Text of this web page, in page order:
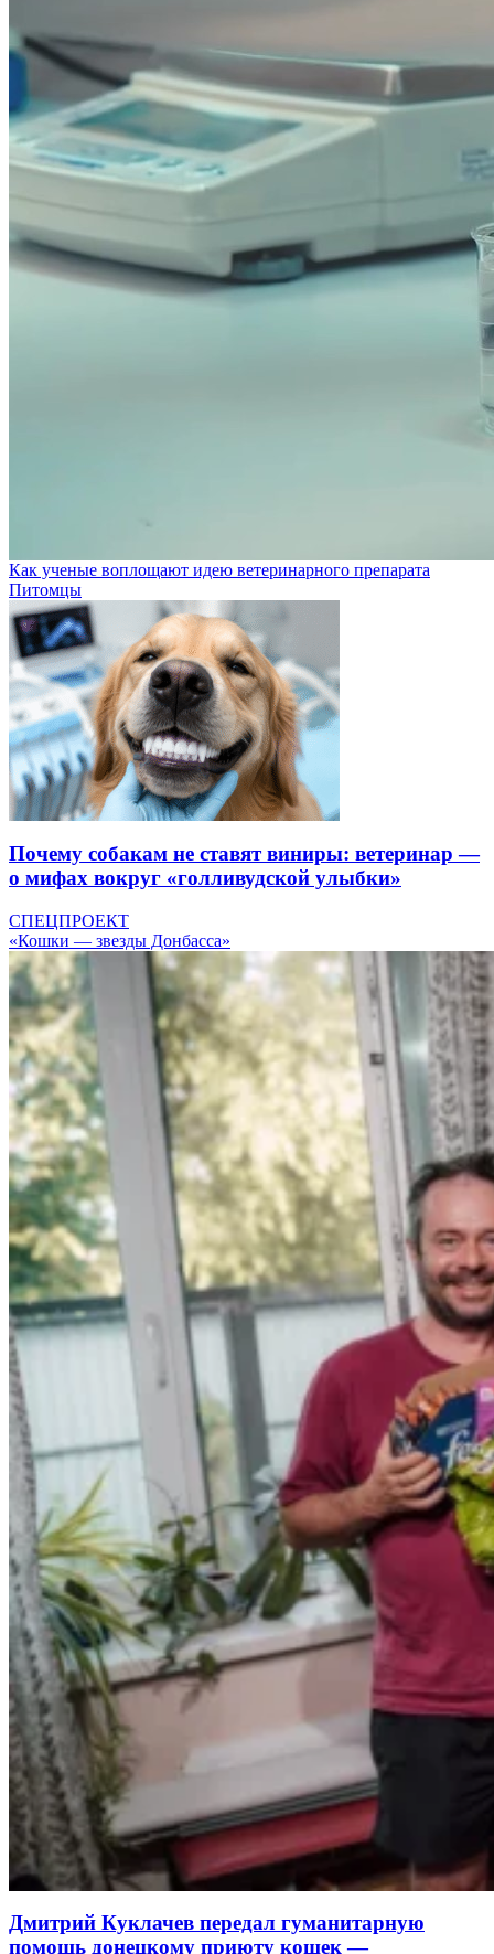
Как ученые воплощают идею ветеринарного препарата
Питомцы
Почему собакам не ставят виниры: ветеринар —
о мифах вокруг «голливудской улыбки»
СПЕЦПРОЕКТ
«Кошки — звезды Донбасса»
Дмитрий Куклачев передал гуманитарную
помощь донецкому приюту кошек —